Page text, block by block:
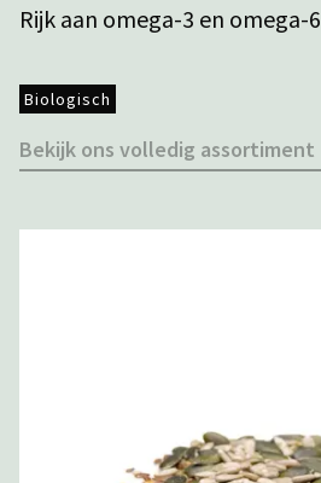
Rijk aan omega-3 en omega-
Biologisch
Bekijk ons volledig